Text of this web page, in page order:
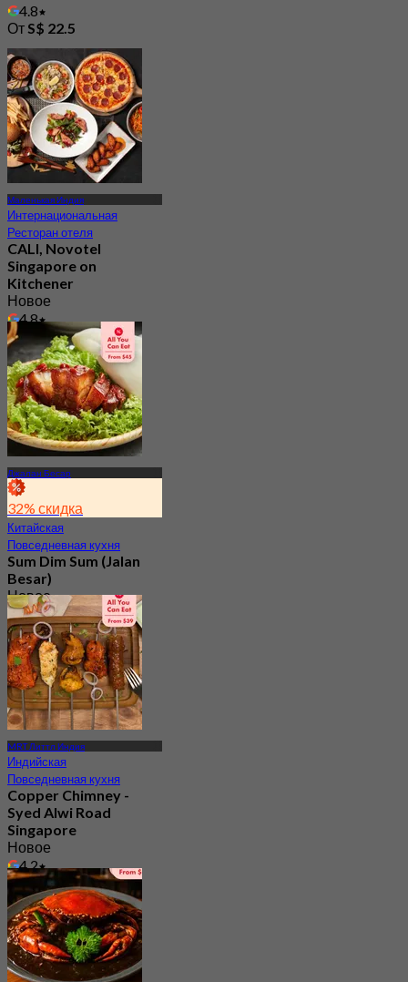
4.8
ОтS$ 22.5
Маленькая Индия
Интернациональная
Ресторан отеля
CALI, Novotel
Singapore on
Kitchener
Новое
4.8
ОтS$ 41.66
Джалан Бесар
32% скидка
Китайская
Повседневная кухня
Sum Dim Sum (Jalan
Besar)
Новое
4.6
ОтS$ 31
MRT Литтл Индия
Индийская
Повседневная кухня
Copper Chimney -
Syed Alwi Road
Singapore
Новое
4.2
ОтS$ 24.5